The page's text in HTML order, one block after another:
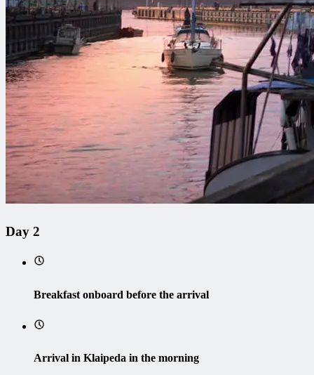
Day 2
Breakfast onboard before the arrival
Arrival in Klaipeda in the morning